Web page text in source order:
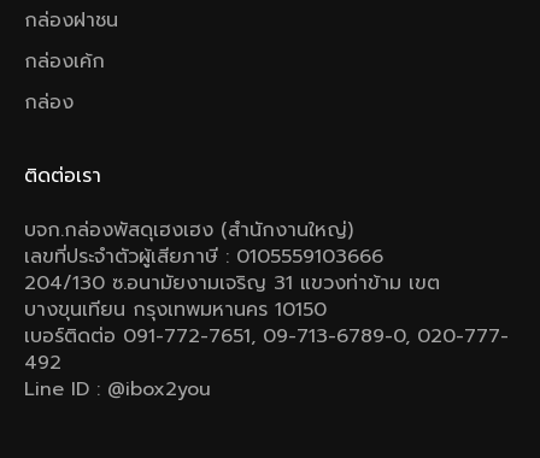
กล่องฝาชน
กล่องเค้ก
กล่อง
ติดต่อเรา
บจก.กล่องพัสดุเฮงเฮง (สำนักงานใหญ่)
เลขที่ประจำตัวผู้เสียภาษี : 0105559103666
204/130 ซ.อนามัยงามเจริญ 31 แขวงท่าข้าม เขต
บางขุนเทียน กรุงเทพมหานคร 10150
เบอร์ติดต่อ 091-772-7651, 09-713-6789-0, 020-777-
492
Line ID : @ibox2you